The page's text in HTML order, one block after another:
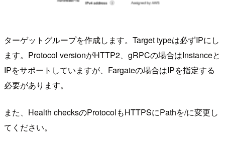
ターゲットグループを作成します。Target typeは必ずIPにし
ます。Protocol versionがHTTP2、gRPCの場合はInstanceと
IPをサポートしていますが、Fargateの場合はIPを指定する
必要があります。
また、Health checksのProtocolもHTTPSにPathを/に変更し
てください。